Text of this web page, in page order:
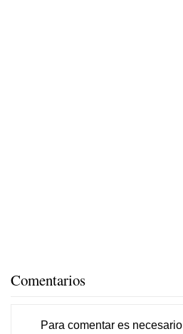
Comentarios
Para comentar es necesario